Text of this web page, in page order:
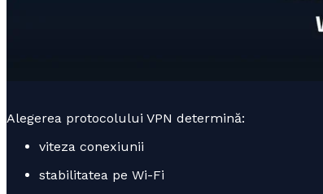
Alegerea protocolului VPN determină:
viteza conexiunii
stabilitatea pe Wi-Fi